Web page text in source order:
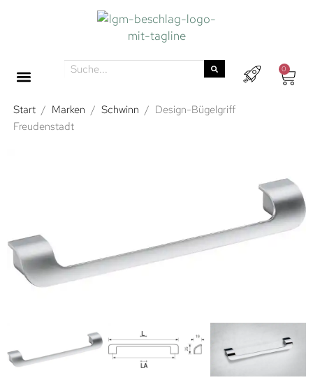
0
Start / Marken / Schwinn / Design-Bügelgriff
Freudenstadt